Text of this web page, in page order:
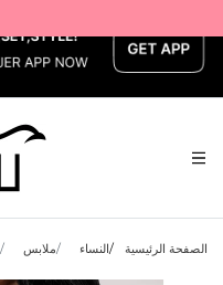
الصفحة الرئيسية النساء ملابس